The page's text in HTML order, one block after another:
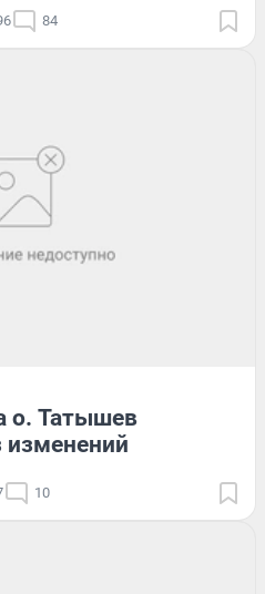
84
о. Татышев
изменений
10